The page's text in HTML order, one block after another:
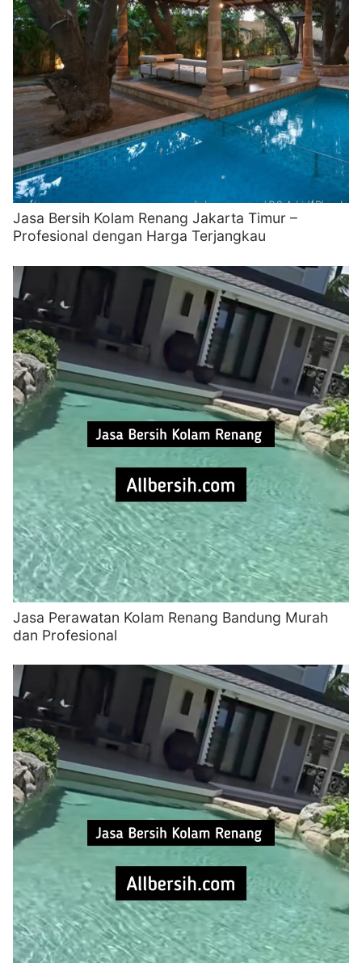
Jasa Bersih Kolam Renang Jakarta Timur –
Profesional dengan Harga Terjangkau
Jasa Perawatan Kolam Renang Bandung Murah
dan Profesional